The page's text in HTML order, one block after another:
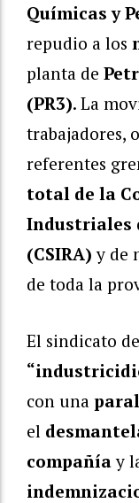
Químicas y
repudio a los
planta de
(PR3). La
trabajadores,
referentes
total de la
Industriales
(CSIRA) y de
de toda la
El sindicato
con una
el
compañíay